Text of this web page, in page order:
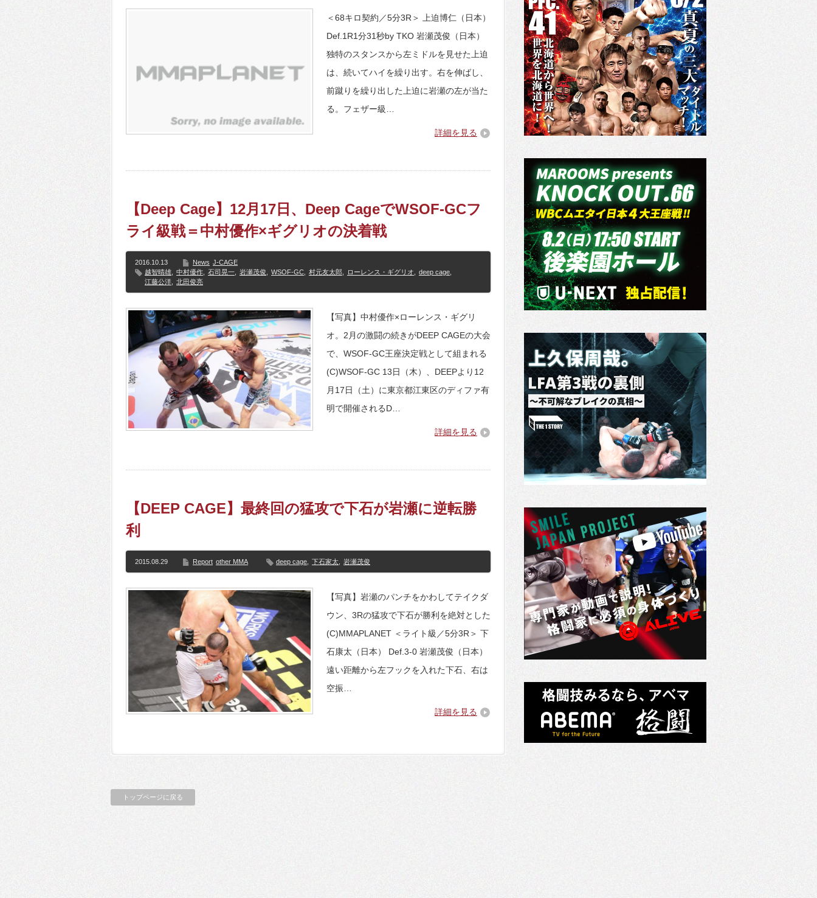
＜68キロ契約／5分3R＞ 上迫博仁（日本）
Def.1R1分31秒by TKO 岩瀬茂俊（日本）
独特のスタンスから左ミドルを見せた上迫
は、続いてハイを繰り出す。右を伸ばし、
前蹴りを繰り出した上迫に岩瀬の左が当た
る。フェザー級…
詳細を見る
【Deep Cage】12月17日、Deep CageでWSOF-GCフ
ライ級戦＝中村優作×ギグリオの決着戦
2016.10.13 News J-CAGE
越智晴雄
中村優作 石司晃一 岩瀬茂俊 WSOF-GC 村元友太郎 ローレンス・ギグリオ deep cage
江藤公洋
北田俊亮
【写真】中村優作×ローレンス・ギグリ
オ。2月の激闘の続きがDEEP CAGEの大会
で、WSOF-GC王座決定戦として組まれる
(C)WSOF-GC 13日（木）、DEEPより12
月17日（土）に東京都江東区のディファ有
明で開催されるD…
詳細を見る
【DEEP CAGE】最終回の猛攻で下石が岩瀬に逆転勝
利
2015.08.29 Report other MMA deep cage 下石家太 岩瀬茂俊
【写真】岩瀬のパンチをかわしてテイクダ
ウン、3Rの猛攻で下石が勝利を絶対とした
(C)MMAPLANET ＜ライト級／5分3R＞ 下
石康太（日本） Def.3-0 岩瀬茂俊（日本）
遠い距離から左フックを入れた下石、右は
空振…
詳細を見る
トップページに戻る